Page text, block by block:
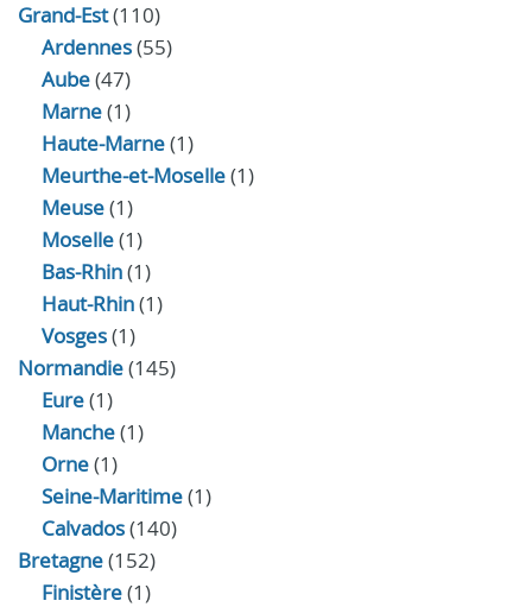
Grand-Est(110)
Ardennes(55)
Aube(47)
Marne(1)
Haute-Marne(1)
Meurthe-et-Moselle(1)
Meuse(1)
Moselle(1)
Bas-Rhin(1)
Haut-Rhin(1)
Vosges(1)
Normandie(145)
Eure(1)
Manche(1)
Orne(1)
Seine-Maritime(1)
Calvados(140)
Bretagne(152)
Finistère(1)